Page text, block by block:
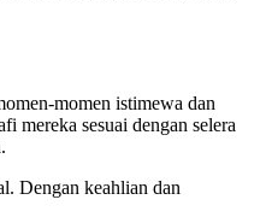
momen istimewa dan
mereka sesuai dengan selera
Dengan keahlian dan